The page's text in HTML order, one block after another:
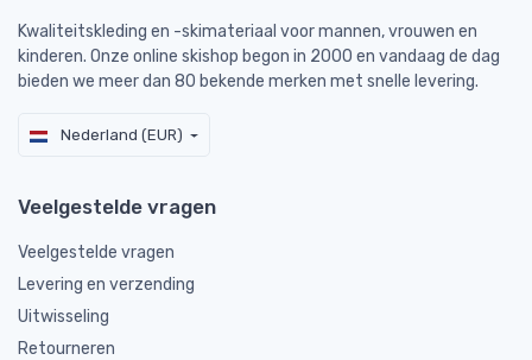
Kwaliteitskleding en -skimateriaal voor mannen, vrouwen en
kinderen. Onze online skishop begon in 2000 en vandaag de dag
bieden we meer dan 80 bekende merken met snelle levering.
Nederland (EUR)
Veelgestelde vragen
Veelgestelde vragen
Levering en verzending
Uitwisseling
Retourneren